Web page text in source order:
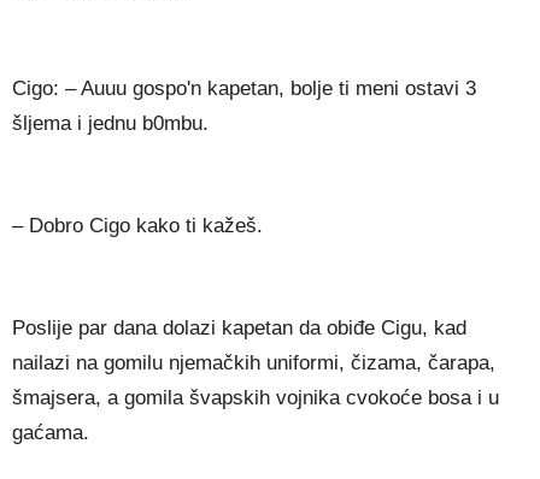
Cigo: – Auuu gospo'n kapetan, bolje ti meni ostavi 3
šljema i jednu b0mbu.
– Dobro Cigo kako ti kažeš.
Poslije par dana dolazi kapetan da obiđe Cigu, kad
nailazi na gomilu njemačkih uniformi, čizama, čarapa,
šmajsera, a gomila švapskih vojnika cvokoće bosa i u
gaćama.